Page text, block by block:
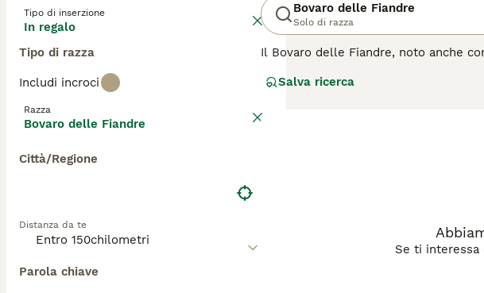
Tipo di inserzione
In regalo
Tipo di razza
Includi incroci
Razza
Bovaro delle Fiandre
Città/Regione
Distanza da te
Parola chiave
Bovaro delle Fiandre
Solo di razza
Il Bovaro delle Fiandre, noto anche
attenta. Tradizionalmente utilizzato
rendendolo un eccellente cane da
fisicamente che mentalmente.
Per assicurarti che il Bovaro delle
Salva ricerca
Se ti